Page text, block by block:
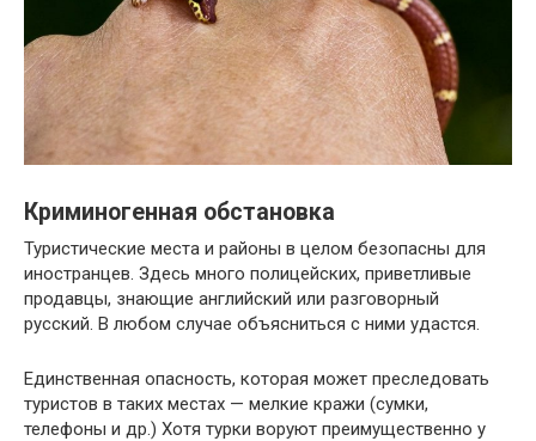
Криминогенная обстановка
Туристические места и районы в целом безопасны для
иностранцев. Здесь много полицейских, приветливые
продавцы, знающие английский или разговорный
русский. В любом случае объясниться с ними удастся.
Единственная опасность, которая может преследовать
туристов в таких местах — мелкие кражи (сумки,
телефоны и др.) Хотя турки воруют преимущественно у